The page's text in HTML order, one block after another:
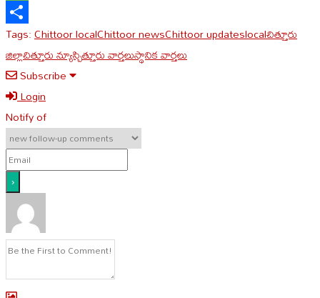
Message
Share
Tags:Chittoor localChittoor newsChittoor updateslocalచిత్తూరు
జిల్లాచిత్తూరు న్యూస్చిత్తూరు వార్తలుస్థానిక వార్తలు
Subscribe
Login
Notify of